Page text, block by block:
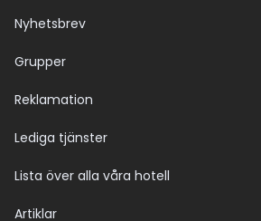
Nyhetsbrev
Grupper
Reklamation
Lediga tjänster
Lista över alla våra hotell
Artiklar